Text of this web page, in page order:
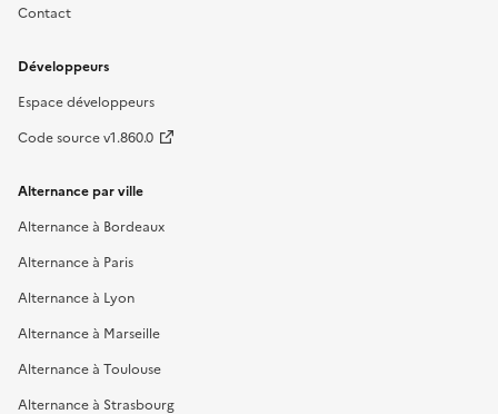
Contact
Développeurs
Espace développeurs
Code source v1.860.0
Alternance par ville
Alternance à Bordeaux
Alternance à Paris
Alternance à Lyon
Alternance à Marseille
Alternance à Toulouse
Alternance à Strasbourg